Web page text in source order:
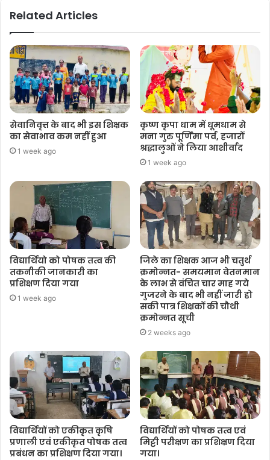
Related Articles
सेवानिवृत्त के बाद भी इस शिक्षक
का सेवाभाव कम नहीं हुआ
1 week ago
कृष्ण कृपा धाम में धूमधाम से
मना गुरु पूर्णिमा पर्व, हजारों
श्रद्धालुओं ने लिया आशीर्वाद
1 week ago
विद्यार्थियो को पोषक तत्व की
तकनीकी जानकारी का
प्रशिक्षण दिया गया
1 week ago
जिले का शिक्षक आज भी चतुर्थ
क्रमोन्नत- समयमान वेतनमान
के लाभ से वंचित चार माह गये
गुजरने के बाद भी नहीं जारी हो
सकी पात्र शिक्षकों की चौथी
क्रमोन्नत सूची
2 weeks ago
विद्यार्थियों को एकीकृत कृषि
प्रणाली एवं एकीकृत पोषक तत्व
प्रबंधन का प्रशिक्षण दिया गया।
विद्यार्थियों को पोषक तत्व एवं
मिट्टी परीक्षण का प्रशिक्षण दिया
गया।